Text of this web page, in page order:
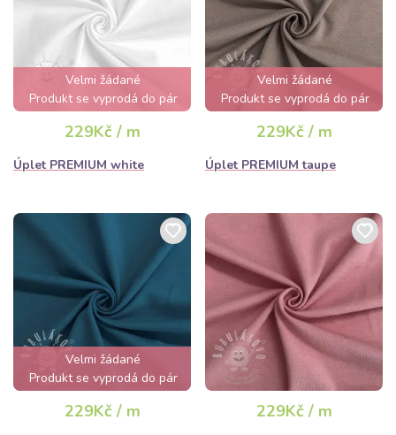
Velmi žádané
Produkt se vyprodá do pár
hodin
229Kč / m
Úplet PREMIUM white
Velmi žádané
Produkt se vyprodá do pár
hodin
229Kč / m
Úplet PREMIUM taupe
Velmi žádané
Produkt se vyprodá do pár
hodin
229Kč / m 229Kč / m